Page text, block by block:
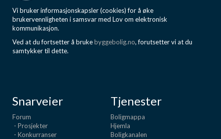
Vi bruker informasjonskapsler (cookies) for å øke
brukervennligheten i samsvar med Lov om elektronisk
kommunikasjon.
Ved at du fortsetter å brukebyggebolig.no, forutsetter vi at du
samtykker til dette.
Snarveier
Forum
- Prosjekter
- Konkurranser
Tjenester
Boligmappa
Hjemla
Boligkanalen